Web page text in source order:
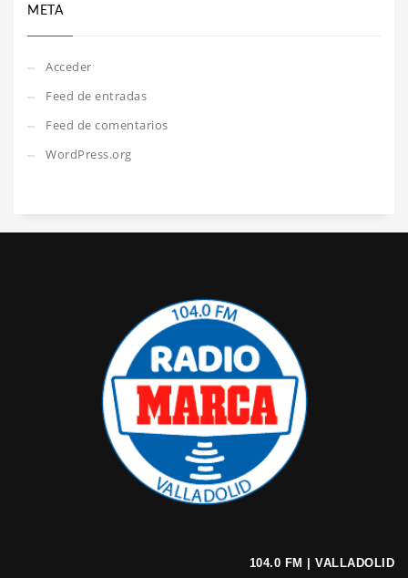
META
Acceder
Feed de entradas
Feed de comentarios
WordPress.org
104.0 FM | VALLADOLID